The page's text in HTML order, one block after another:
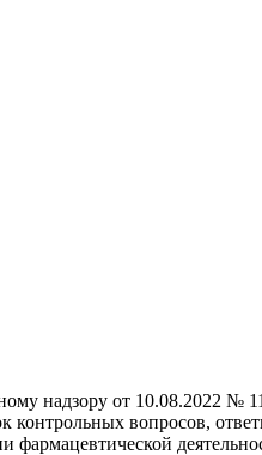
надзору от 10.08.2022 №
вопросов,